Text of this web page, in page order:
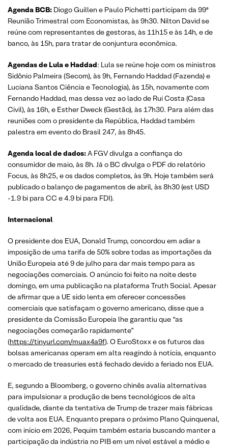
Agenda BCB: Diogo Guillen e Paulo Pichetti participam da 99ª
Reunião Trimestral com Economistas, às 9h30. Nilton David se
reúne com representantes de gestoras, às 11h15 e às 14h, e de
banco, às 15h, para tratar de conjuntura econômica.
Agendas de Lula e Haddad: Lula se reúne hoje com os ministros
Sidônio Palmeira (Secom), às 9h, Fernando Haddad (Fazenda) e
Luciana Santos Ciência e Tecnologia), às 15h, novamente com
Fernando Haddad, mas dessa vez ao lado de Rui Costa (Casa
Civil), às 16h, e Esther Dweck (Gestão), às 17h30. Para além das
reuniões com o presidente da República, Haddad também
palestra em evento do Brasil 247, às 8h45.
Agenda local de dados:A FGV divulga a confiança do
consumidor de maio, às 8h. Já o BC divulga o PDF do relatório
Focus, às 8h25, e os dados completos, às 9h. Hoje também será
publicado o balanço de pagamentos de abril, às 8h30 (est USD
-1.9 bi para CC e 4.9 bi para FDI).
Internacional
O presidente dos EUA, Donald Trump, concordou em adiar a
imposição de uma tarifa de 50% sobre todas as importações da
União Europeia até 9 de julho para dar mais tempo para as
negociações comerciais. O anúncio foi feito na noite deste
domingo, em uma publicação na plataforma Truth Social. Apesar
de afirmar que a UE sido lenta em oferecer concessões
comerciais que satisfaçam o governo americano, disse que a
presidente da Comissão Europeia lhe garantiu que “as
negociações começarão rapidamente”
(https://tinyurl.com/muax4a9f). O EuroStoxx e os futuros das
bolsas americanas operam em alta reagindo à notícia, enquanto
o mercado de treasuries está fechado devido a feriado nos EUA.
E, segundo a Bloomberg, o governo chinês avalia alternativas
para impulsionar a produção de bens tecnológicos de alta
qualidade, diante da tentativa de Trump de trazer mais fábricas
de volta aos EUA. Enquanto prepara o próximo Plano Quinquenal,
com início em 2026, Pequim também estaria buscando manter a
participação da indústria no PIB em um nível estável a médio e